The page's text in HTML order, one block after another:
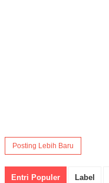
Posting Lebih Baru
Entri Populer Label